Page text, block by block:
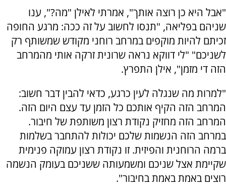
"אבל היא כן רוצה אותך", אמרתי לאילן "מה?", ענו
שניהם בפליאה, "תנסו לחשוב על זה ככה: מרגע החופה
זכיתם להיות מוקפים במרחב רוחני מקודש שמשותף רק
לשניכם" "לי דווקא נראה שרונית זרקה אותי מהמרחב
הזה די מזמן", אילן התפרץ.
"למרות מה שנגלה לעין כרגע, כדאי להבין דבר חשוב:
המרחב הזה הקיף אותכם כל הזמן עד עצם היום הזה.
המרחב הזה מחזיק נקודת רצון משותפת של חיבור.
במרחב הזה הנשמות שלכם יכולות להתחבר בשלמות
ברמה הרוחנית והפיזית. זו נקודת רצון עמוקה פנימית
שקיימת אצל שניכם ומשמעותה ששניכם בעומק הנשמה
רוצים באמת באמת בחיבור".